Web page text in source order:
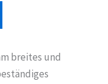
breites und